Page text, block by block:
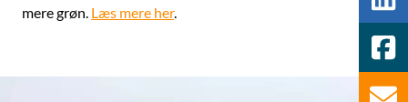
mere grøn. Læs mere her.